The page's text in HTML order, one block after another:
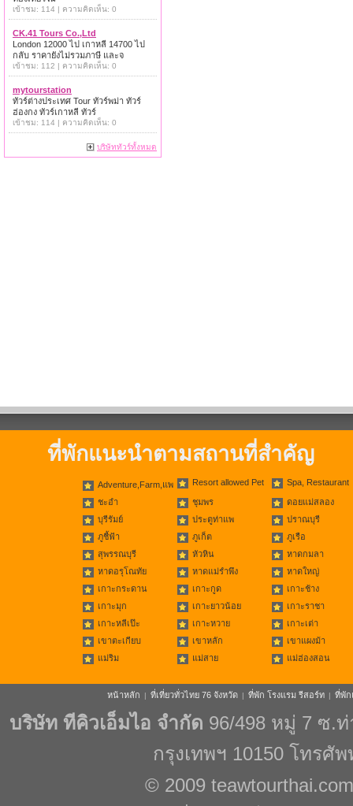
เข้าชม: 114 | ความคิดเห็น: 0
CK.41 Tours Co.,Ltd
London 12000 ไป เกาหลี 14700 ไป
กลับ ราคายังไม่รวมภาษี และจ
เข้าชม: 112 | ความคิดเห็น: 0
mytourstation
ทัวร์ต่างประเทศ Tour ทัวร์พม่า ทัวร์
ฮ่องกง ทัวร์เกาหลี ทัวร์
เข้าชม: 114 | ความคิดเห็น: 0
บริษัททัวร์ทั้งหมด
ที่พักแนะนำตามสถานที่สำคัญ
Adventure,Farm,แพ Resort allowed Pet Spa, Restaurant
ชะอำ ชุมพร
ดอยแม่สลอง
บุรีรัมย์
ประตูท่าแพ
ปราณบุรี
ภูชี้ฟ้า
ภูเก็ต
ภูเรือ
สุพรรณบุรี
หัวหิน
หาดกมลา
หาดอรุโณทัย
หาดแม่รำพึง
หาดใหญ่
เกาะกระดาน
เกาะกูด
เกาะช้าง
เกาะมุก
เกาะยาวน้อย
เกาะราชา
เกาะหลีเป๊ะ
เกาะหวาย
เกาะเต่า
เขาตะเกียบ
เขาหลัก
เขาแผงม้า
แม่ริม
แม่สาย แม่ฮ่องสอน
หน้าหลัก | ที่เที่ยวทั่วไทย 76 จังหวัด | ที่พัก โรงแรม รีสอร์ท | ที่พัก
บริษัท ทีคิวเอ็มไอ จำกัด 96/498 หมู่ 7 ซ.
กรุงเทพฯ 10150 โทรศั
© 2009 teawtourthai.com